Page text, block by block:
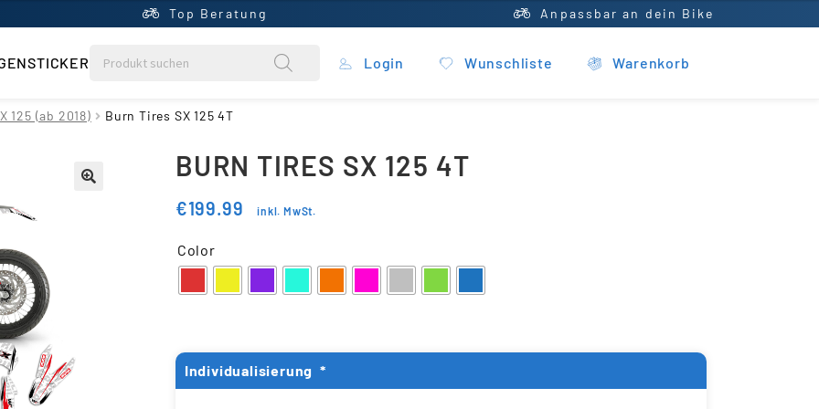
Top Beratung Anpassbar an dein Bike
Login Wunschliste Warenkorb
125 (ab 2018) Burn Tires SX 125 4T
BURN TIRES SX 125 4T
€199.99 inkl. MwSt.
Color
Individualisierung *